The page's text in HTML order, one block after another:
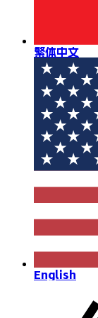
繁体中文
English